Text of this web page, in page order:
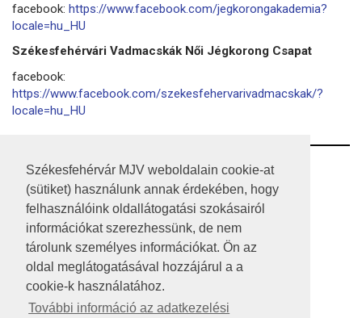
Székesfehérvár MJV weboldalain cookie-at
(sütiket) használunk annak érdekében, hogy
felhasználóink oldallátogatási szokásairól
információkat szerezhessünk, de nem
tárolunk személyes információkat. Ön az
oldal meglátogatásával hozzájárul a a
cookie-k használatához.
További információ az adatkezelési
facebook: https://www.facebook.com/jegkorongakademia?
locale=hu_HU
Székesfehérvári Vadmacskák Női Jégkorong Csapat
facebook:
https://www.facebook.com/szekesfehervarivadmacskak/?
locale=hu_HU
RSS
A HONLAP 2017.03.31-I ÁLLAPOTA
JOGI NYILATKOZAT
IMPRESSZUM